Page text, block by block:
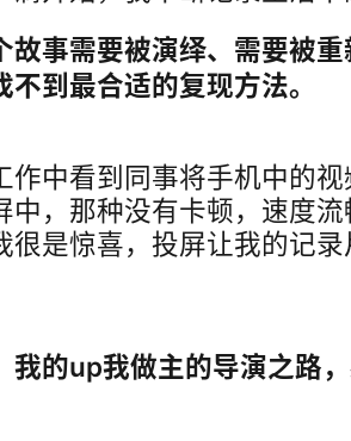
故事需要被演绎、需要被
不到最合适的复现方法。
作中看到同事将手机中的
中，那种没有卡顿，速度
很是惊喜，投屏让我的记
我的up我做主的导演之路